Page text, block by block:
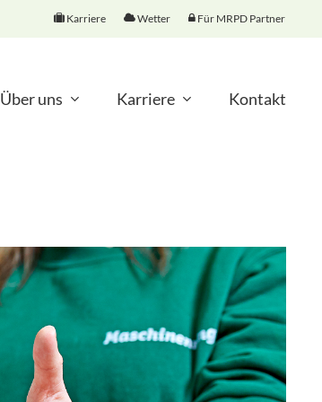
Karriere Wetter Für MRPD Partner
Über uns Karriere Kontakt